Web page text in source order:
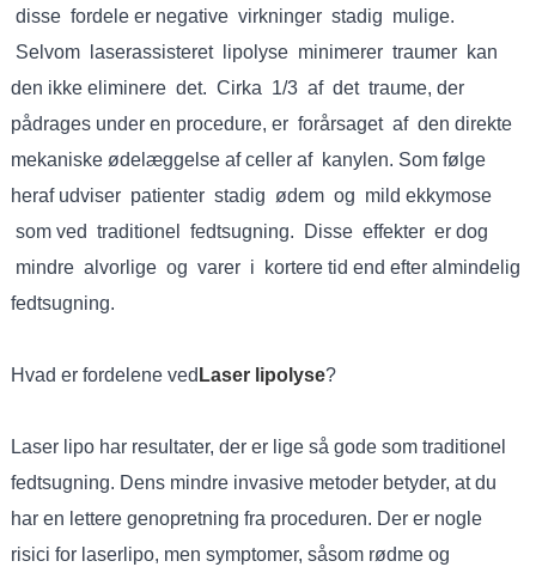
disse fordele er negative virkninger stadig mulige.
Selvom laserassisteret lipolyse minimerer traumer kan
den ikke eliminere det. Cirka 1/3 af det traume, der
pådrages under en procedure, er forårsaget af den direkte
mekaniske ødelæggelse af celler af kanylen. Som følge
heraf udviser patienter stadig ødem og mild ekkymose
som ved traditionel fedtsugning. Disse effekter er dog
mindre alvorlige og varer i kortere tid end efter almindelig
fedtsugning.
Hvad er fordelene ved Laser lipolyse?
Laser lipo har resultater, der er lige så gode som traditionel
fedtsugning. Dens mindre invasive metoder betyder, at du
har en lettere genopretning fra proceduren. Der er nogle
risici for laserlipo, men symptomer, såsom rødme og